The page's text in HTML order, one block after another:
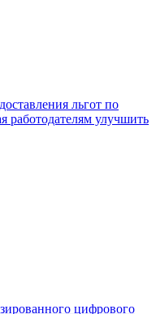
льгот по
работодателям улучшить
цифрового